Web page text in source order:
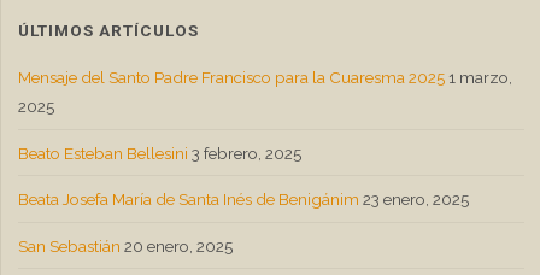
ÚLTIMOS ARTÍCULOS
Mensaje del Santo Padre Francisco para la Cuaresma 2025 1 marzo,
2025
Beato Esteban Bellesini 3 febrero, 2025
Beata Josefa María de Santa Inés de Benigánim 23 enero, 2025
San Sebastián 20 enero, 2025